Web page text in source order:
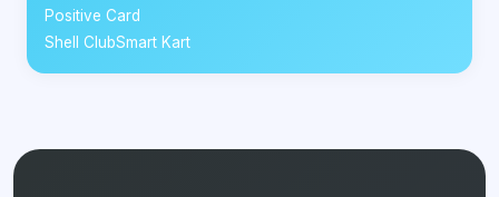
Positive Card
Shell ClubSmart Kart